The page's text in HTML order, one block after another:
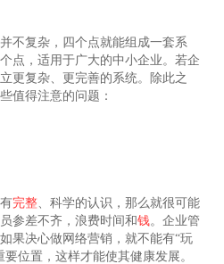
不复杂，四个点就能组成一套系
点，适用于广大的中小企业。若企
更复杂、更完善的系统。除此之
值得注意的问题：
完整、科学的认识，那么就很可能
参差不齐，浪费时间和钱。企业管
果决心做网络营销，就不能有“玩
位置，这样才能使其健康发展。